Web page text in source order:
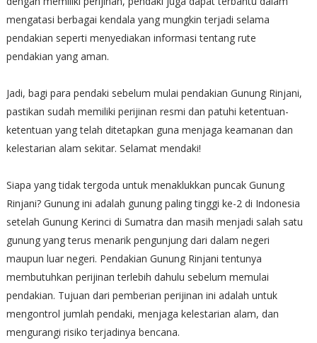
mengatasi berbagai kendala yang mungkin terjadi selama
pendakian seperti menyediakan informasi tentang rute
pendakian yang aman.
Jadi, bagi para pendaki sebelum mulai pendakian Gunung Rinjani,
pastikan sudah memiliki perijinan resmi dan patuhi ketentuan-
ketentuan yang telah ditetapkan guna menjaga keamanan dan
kelestarian alam sekitar. Selamat mendaki!
Siapa yang tidak tergoda untuk menaklukkan puncak Gunung
Rinjani? Gunung ini adalah gunung paling tinggi ke-2 di Indonesia
setelah Gunung Kerinci di Sumatra dan masih menjadi salah satu
gunung yang terus menarik pengunjung dari dalam negeri
maupun luar negeri. Pendakian Gunung Rinjani tentunya
membutuhkan perijinan terlebih dahulu sebelum memulai
pendakian. Tujuan dari pemberian perijinan ini adalah untuk
mengontrol jumlah pendaki, menjaga kelestarian alam, dan
mengurangi risiko terjadinya bencana.